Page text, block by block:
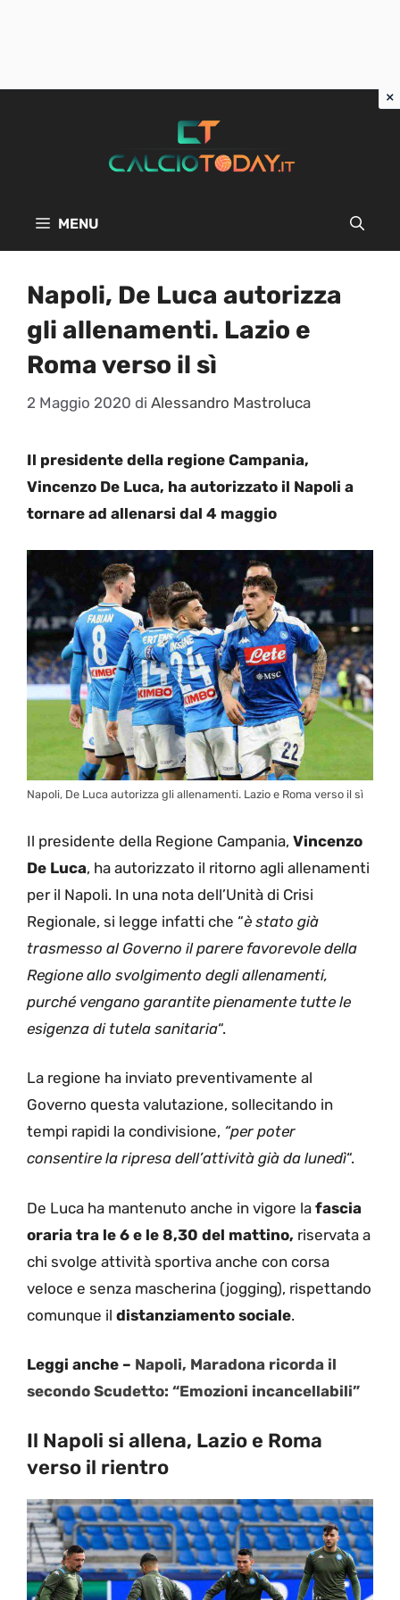
MENU
Napoli, De Luca autorizza
gli allenamenti. Lazio e
Roma verso il sì
2 Maggio 2020 di Alessandro Mastroluca
Il presidente della regione Campania,
Vincenzo De Luca, ha autorizzato il Napoli a
tornare ad allenarsi dal 4 maggio
Napoli, De Luca autorizza gli allenamenti. Lazio e Roma verso il sì
Il presidente della Regione Campania, Vincenzo
De Luca, ha autorizzato il ritorno agli allenamenti
per il Napoli. In una nota dell’Unità di Crisi
Regionale, si legge infatti che “è stato già
trasmesso al Governo il parere favorevole della
Regione allo svolgimento degli allenamenti,
purché vengano garantite pienamente tutte le
esigenza di tutela sanitaria“.
La regione ha inviato preventivamente al
Governo questa valutazione, sollecitando in
tempi rapidi la condivisione, “per poter
consentire la ripresa dell’attività già da lunedì“.
De Luca ha mantenuto anche in vigore la fascia
oraria tra le 6 e le 8,30 del mattino, riservata a
chi svolge attività sportiva anche con corsa
veloce e senza mascherina (jogging), rispettando
comunque il distanziamento sociale.
Leggi anche – Napoli, Maradona ricorda il
secondo Scudetto: “Emozioni incancellabili”
Il Napoli si allena, Lazio e Roma
verso il rientro